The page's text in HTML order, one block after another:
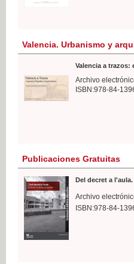
Valencia. Urbanismo y
Valencia a
Archivo
ISBN:978-84-
Publicaciones Gratuitas
Del decret a
Archivo
ISBN:978-84-